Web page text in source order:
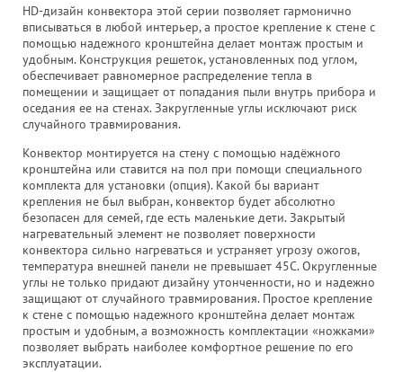
HD-дизайн конвектора этой серии позволяет гармонично
вписываться в любой интерьер, а простое крепление к стене с
помощью надежного кронштейна делает монтаж простым и
удобным. Конструкция решеток, установленных под углом,
обеспечивает равномерное распределение тепла в
помещении и защищает от попадания пыли внутрь прибора и
оседания ее на стенах. Закругленные углы исключают риск
случайного травмирования.
Конвектор монтируется на стену с помощью надёжного
кронштейна или ставится на пол при помощи специального
комплекта для установки (опция). Какой бы вариант
крепления не был выбран, конвектор будет абсолютно
безопасен для семей, где есть маленькие дети. Закрытый
нагревательный элемент не позволяет поверхности
конвектора сильно нагреваться и устраняет угрозу ожогов,
температура внешней панели не превышает 45С. Округленные
углы не только придают дизайну утонченности, но и надежно
защищают от случайного травмирования. Простое крепление
к стене с помощью надежного кронштейна делает монтаж
простым и удобным, а возможность комплектации «ножками»
позволяет выбрать наиболее комфортное решение по его
эксплуатации.